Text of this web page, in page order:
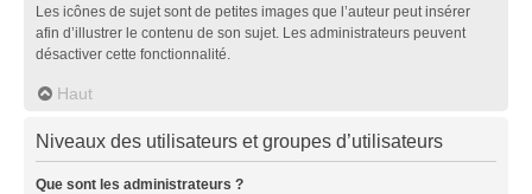
Les icônes de sujet sont de petites images que l’auteur peut insérer
afin d’illustrer le contenu de son sujet. Les administrateurs peuvent
désactiver cette fonctionnalité.
Haut
Niveaux des utilisateurs et groupes d’utilisateurs
Que sont les administrateurs ?